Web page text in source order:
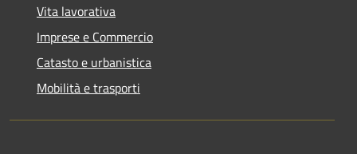
Vita lavorativa
Imprese e Commercio
Catasto e urbanistica
Mobilità e trasporti